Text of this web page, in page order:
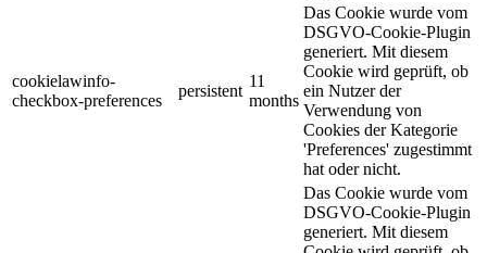
cookielawinfo-
checkbox-preferences
persistent
11
months
Das Cookie wurde vom
DSGVO-Cookie-Plugin
generiert. Mit diesem
Cookie wird geprüft, ob
ein Nutzer der
Verwendung von
Cookies der Kategorie
'Preferences' zugestimmt
hat oder nicht.
Das Cookie wurde vom
DSGVO-Cookie-Plugin
generiert. Mit diesem